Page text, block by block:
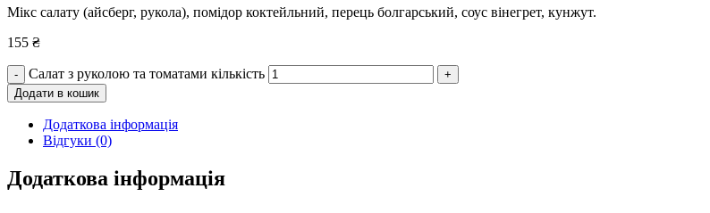
Мікс салату (айсберг, рукола), помідор коктейльний, перець болгарський, соус вінегрет, кунжут.
155 ₴
- Салат з руколою та томатами кількість
+
Додати в кошик
Додаткова інформація
Відгуки (0)
Додаткова інформація